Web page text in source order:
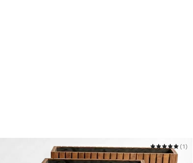
Pflanzkübel Pflanzkübel Holz TAVO73 - Kiefer
(1)